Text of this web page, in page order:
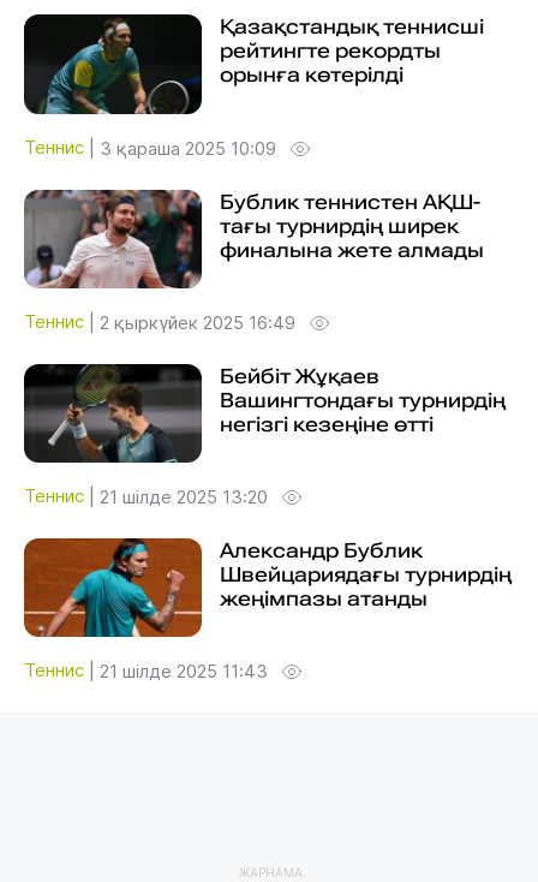
Қазақстандық теннисші
рейтингте рекордты
орынға көтерілді
Теннис 3 қараша 2025 10:09
Бублик теннистен АҚШ-
тағы турнирдің ширек
финалына жете алмады
Теннис 2 қыркүйек 2025 16:49
Бейбіт Жұқаев
Вашингтондағы турнирдің
негізгі кезеңіне өтті
Теннис 21 шілде 2025 13:20
Александр Бублик
Швейцариядағы турнирдің
жеңімпазы атанды
Теннис 21 шілде 2025 11:43
ЖАРНАМА